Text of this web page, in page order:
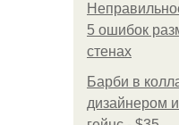
5 ошибок
стенах
Барби в
дизайнером